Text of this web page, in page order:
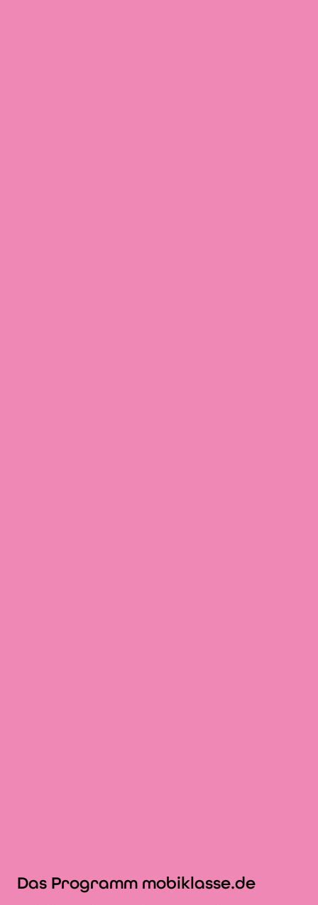
Das Programm mobiklasse.de